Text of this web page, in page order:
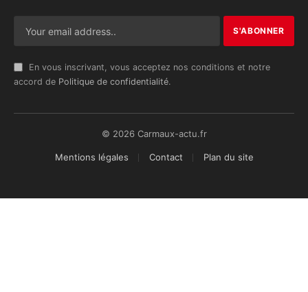
En vous inscrivant, vous acceptez nos conditions et notre
accord de Politique de confidentialité.
© 2026 Carmaux-actu.fr
Mentions légales Contact Plan du site